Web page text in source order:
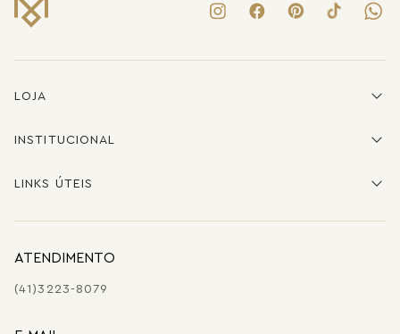
LOJA
INSTITUCIONAL
LINKS ÚTEIS
ATENDIMENTO
(41)3223-8079